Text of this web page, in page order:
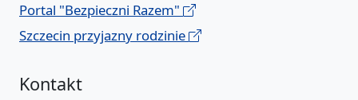
Portal "Bezpieczni Razem"
Szczecin przyjazny rodzinie
Kontakt